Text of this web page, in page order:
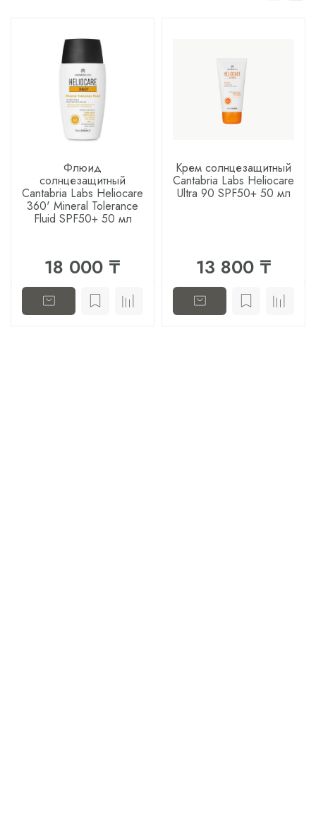
Флюид
солнцезащитный
Cantabria Labs Heliocare
360' Mineral Tolerance
Fluid SPF50+ 50 мл
18 000 ₸
Крем солнцезащитный
Cantabria Labs Heliocare
Ultra 90 SPF50+ 50 мл
13 800 ₸